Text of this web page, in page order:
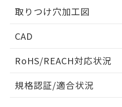
取りつけ穴加工図
CAD
ドすることができます。
ログイン/会
RoHS/REACH対応状況
EU RoHS 注意事項・凡例
規格認証/適合状況
既に当社にて対応品へ
していることから、特段
り、2022年1月12日より